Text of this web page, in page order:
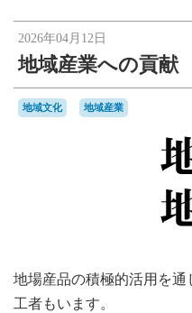
2026年04月12日
地域産業への貢献
地域文化 地域産業
地場産品の積極的活用を
工者もいます。